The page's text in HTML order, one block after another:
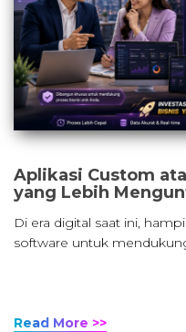
Aplikasi Custom
yang Lebih
Di era digital saat ini,
software untuk
Read More >>